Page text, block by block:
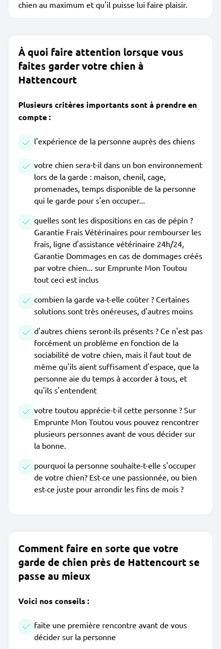
chien au maximum et qu'il puisse lui faire plaisir.
À quoi faire attention lorsque vous
faites garder votre chien à
Hattencourt
Plusieurs critères importants sont à prendre en
compte :
l'expérience de la personne auprès des chiens
votre chien sera-t-il dans un bon environnement
lors de la garde : maison, chenil, cage,
promenades, temps disponible de la personne
qui le garde pour s'en occuper...
quelles sont les dispositions en cas de pépin ?
Garantie Frais Vétérinaires pour rembourser les
frais, ligne d'assistance vétérinaire 24h/24,
Garantie Dommages en cas de dommages créés
par votre chien... sur Emprunte Mon Toutou
tout ceci est inclus
combien la garde va-t-elle coûter ? Certaines
solutions sont très onéreuses, d'autres moins
d'autres chiens seront-ils présents ? Ce n'est pas
forcément un problème en fonction de la
sociabilité de votre chien, mais il faut tout de
même qu'ils aient suffisament d'espace, que la
personne aie du temps à accorder à tous, et
qu'ils s'entendent
votre toutou apprécie-t-il cette personne ? Sur
Emprunte Mon Toutou vous pouvez rencontrer
plusieurs personnes avant de vous décider sur
la bonne.
pourquoi la personne souhaite-t-elle s'occuper
de votre chien? Est-ce une passionnée, ou bien
est-ce juste pour arrondir les fins de mois ?
Comment faire en sorte que votre
garde de chien près de Hattencourt se
passe au mieux
Voici nos conseils :
faite une première rencontre avant de vous
décider sur la personne